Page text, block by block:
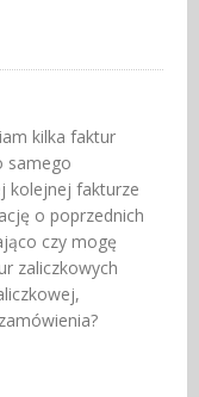
kilka faktur
samego
kolejnej fakturze
o poprzednich
czy mogę
zaliczkowych